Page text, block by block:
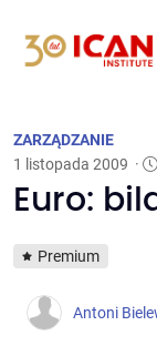
ZARZĄDZANIE
1 listopada 2009 ·
Euro:
Premium
Antoni